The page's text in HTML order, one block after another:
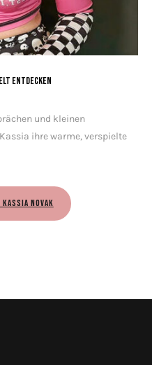
entdecken
und kleinen
ihre warme, verspielte
NOVAK